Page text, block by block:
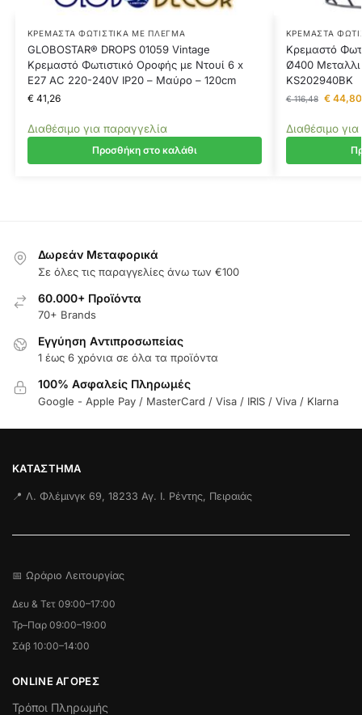
ΚΡΕΜΑΣΤΆ ΦΩΤΙΣΤΙΚΆ ΜΕ ΠΛΈΓΜΑ
GLOBOSTAR® DROPS 01059 Vintage
Κρεμαστό Φωτιστικό Οροφής με Ντουί 6 x
E27 AC 220-240V IP20 – Μαύρο – 120cm
€41,26
Διαθέσιμο για παραγγελία
Προσθήκη στο καλάθι
ΚΡΕΜΑΣΤΆ
Κρεμαστό
Ø400
KS202940BK
€116,48 €44,80
Διαθέσιμο
Δωρεάν Μεταφορικά
Σε όλες τις παραγγελίες άνω των €100
60.000+ Προϊόντα
70+ Brands
Εγγύηση Aντιπροσωπείας
1 έως 6 χρόνια σε όλα τα προϊόντα
100% Ασφαλείς Πληρωμές
Google - Apple Pay / MasterCard / Visa / IRIS / Viva / Klarna
ΚΑΤΆΣΤΗΜΑ
📍 Λ. Φλέμινγκ 69, 18233 Αγ. Ι. Ρέντης, Πειραιάς
📅 Ωράριο Λειτουργίας
Δευ & Τετ 09:00–17:00
Τρ–Παρ 09:00–19:00
Σάβ 10:00–14:00
ONLINE ΑΓΟΡΕΣ
Τρόποι Πληρωμής